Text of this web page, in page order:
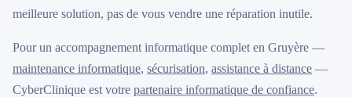
meilleure solution, pas de vous vendre une réparation inutile.
Pour un accompagnement informatique complet en Gruyère —
maintenance informatique, sécurisation, assistance à distance —
CyberClinique est votre partenaire informatique de confiance.